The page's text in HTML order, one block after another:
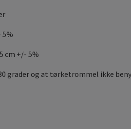
5%
cm +/- 5%
grader og at tørketrommel ikke